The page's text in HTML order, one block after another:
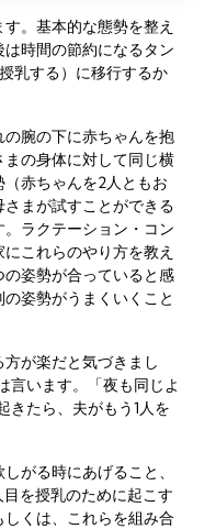
。基本的な態勢を整え
時間の節約になるタン
乳する）に移行するか
腕の下に赤ちゃんを抱
の身体に対して同じ横
赤ちゃんを2人ともお
まが試すことができる
。ラクテーション・コン
これらのやり方を教え
姿勢が合っていると感
姿勢がうまくいくこと
方が楽だと気づきまし
言います。「夜も同じよ
きたら、夫がもう1人を
がる時にあげること、
を授乳のために起こす
くは、これらを組み合